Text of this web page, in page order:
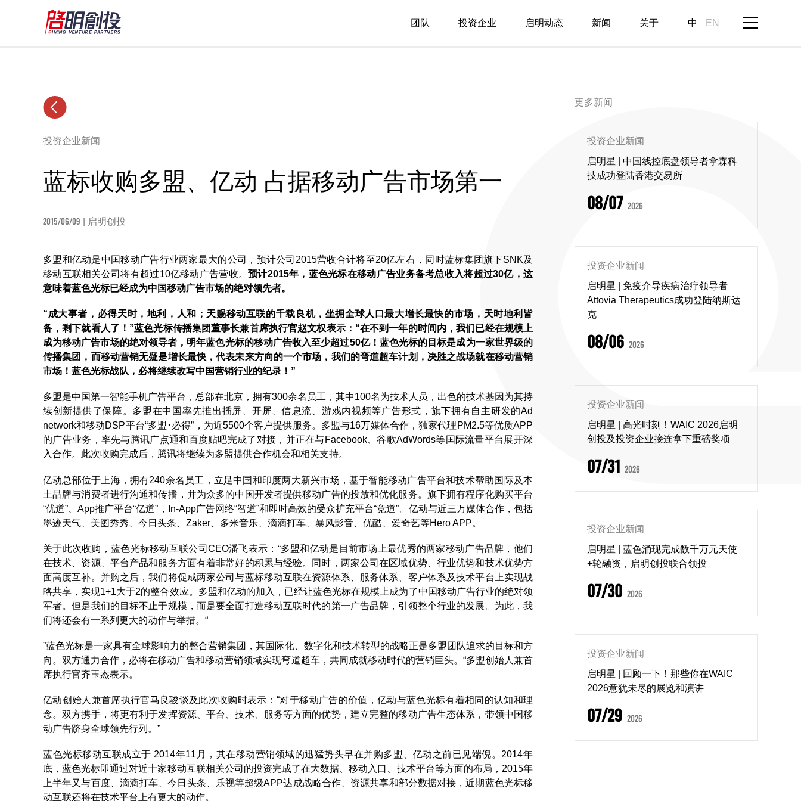
中 EN
团队 投资企业 启明动态 新闻 关于
投资企业新闻
蓝标收购多盟、亿动 占据移动广告市场第一
2015/06/09 | 启明创投
多盟和亿动是中国移动广告行业两家最大的公司，预计公司2015营收合计将至20亿左右，同时蓝标集团旗下SNK及
移动互联相关公司将有超过10亿移动广告营收。预计2015年，蓝色光标在移动广告业务备考总收入将超过30亿，这
意味着蓝色光标已经成为中国移动广告市场的绝对领先者。
“成大事者，必得天时，地利，人和；天赐移动互联的千载良机，坐拥全球人口最大增长最快的市场，天时地利皆
备，剩下就看人了！”蓝色光标传播集团董事长兼首席执行官赵文权表示：“在不到一年的时间内，我们已经在规模上
成为移动广告市场的绝对领导者，明年蓝色光标的移动广告收入至少超过50亿！蓝色光标的目标是成为一家世界级的
传播集团，而移动营销无疑是增长最快，代表未来方向的一个市场，我们的弯道超车计划，决胜之战场就在移动营销
市场！蓝色光标战队，必将继续改写中国营销行业的纪录！”
多盟是中国第一智能手机广告平台，总部在北京，拥有300余名员工，其中100名为技术人员，出色的技术基因为其持
续创新提供了保障。多盟在中国率先推出插屏、开屏、信息流、游戏内视频等广告形式，旗下拥有自主研发的Ad
network和移动DSP平台“多盟･必得”，为近5500个客户提供服务。多盟与16万媒体合作，独家代理PM2.5等优质APP
的广告业务，率先与腾讯广点通和百度贴吧完成了对接，并正在与Facebook、谷歌AdWords等国际流量平台展开深
入合作。此次收购完成后，腾讯将继续为多盟提供合作机会和相关支持。
亿动总部位于上海，拥有240余名员工，立足中国和印度两大新兴市场，基于智能移动广告平台和技术帮助国际及本
土品牌与消费者进行沟通和传播，并为众多的中国开发者提供移动广告的投放和优化服务。旗下拥有程序化购买平台
“优道”、App推广平台“亿道”，In-App广告网络“智道”和即时高效的受众扩充平台“竞道”。亿动与近三万媒体合作，包括
墨迹天气、美图秀秀、今日头条、Zaker、多米音乐、滴滴打车、暴风影音、优酷、爱奇艺等Hero APP。
关于此次收购，蓝色光标移动互联公司CEO潘飞表示：“多盟和亿动是目前市场上最优秀的两家移动广告品牌，他们
在技术、资源、平台产品和服务方面有着非常好的积累与经验。同时，两家公司在区域优势、行业优势和技术优势方
面高度互补。并购之后，我们将促成两家公司与蓝标移动互联在资源体系、服务体系、客户体系及技术平台上实现战
略共享，实现1+1大于2的整合效应。多盟和亿动的加入，已经让蓝色光标在规模上成为了中国移动广告行业的绝对领
军者。但是我们的目标不止于规模，而是要全面打造移动互联时代的第一广告品牌，引领整个行业的发展。为此，我
们将还会有一系列更大的动作与举措。“
”蓝色光标是一家具有全球影响力的整合营销集团，其国际化、数字化和技术转型的战略正是多盟团队追求的目标和方
向。双方通力合作，必将在移动广告和移动营销领域实现弯道超车，共同成就移动时代的营销巨头。“多盟创始人兼首
席执行官齐玉杰表示。
亿动创始人兼首席执行官马良骏谈及此次收购时表示：“对于移动广告的价值，亿动与蓝色光标有着相同的认知和理
念。双方携手，将更有利于发挥资源、平台、技术、服务等方面的优势，建立完整的移动广告生态体系，带领中国移
动广告跻身全球领先行列。”
蓝色光标移动互联成立于 2014年11月，其在移动营销领域的迅猛势头早在并购多盟、亿动之前已见端倪。2014年
底，蓝色光标即通过对近十家移动互联相关公司的投资完成了在大数据、移动入口、技术平台等方面的布局，2015年
上半年又与百度、滴滴打车、今日头条、乐视等超级APP达成战略合作、资源共享和部分数据对接，近期蓝色光标移
动互联还将在技术平台上有更大的动作。
更多新闻
投资企业新闻
启明星 | 中国线控底盘领导者拿森科
技成功登陆香港交易所
08/07 2026
投资企业新闻
启明星 | 免疫介导疾病治疗领导者
Attovia Therapeutics成功登陆纳斯达
克
08/06 2026
投资企业新闻
启明星 | 高光时刻！WAIC 2026启明
创投及投资企业接连拿下重磅奖项
07/31 2026
投资企业新闻
启明星 | 蓝色涌现完成数千万元天使
+轮融资，启明创投联合领投
07/30 2026
投资企业新闻
启明星 | 回顾一下！那些你在WAIC
2026意犹未尽的展览和演讲
07/29 2026